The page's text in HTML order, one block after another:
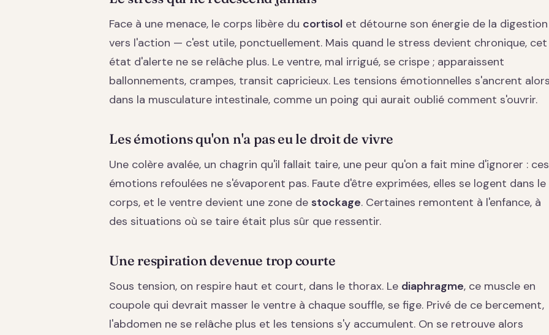
Face à une menace, le corps libère du cortisol et détourne son énergie de la digestion
vers l'action — c'est utile, ponctuellement. Mais quand le stress devient chronique, cet
état d'alerte ne se relâche plus. Le ventre, mal irrigué, se crispe ; apparaissent
ballonnements, crampes, transit capricieux. Les tensions émotionnelles s'ancrent
dans la musculature intestinale, comme un poing qui aurait oublié comment s'ouvrir.
Les émotions qu'on n'a pas eu le droit de vivre
Une colère avalée, un chagrin qu'il fallait taire, une peur qu'on a fait mine d'ignorer : ces
émotions refoulées ne s'évaporent pas. Faute d'être exprimées, elles se logent dans le
corps, et le ventre devient une zone de stockage. Certaines remontent à l'enfance, à
des situations où se taire était plus sûr que ressentir.
Une respiration devenue trop courte
Sous tension, on respire haut et court, dans le thorax. Le diaphragme, ce muscle en
coupole qui devrait masser le ventre à chaque souffle, se fige. Privé de ce bercement,
l'abdomen ne se relâche plus et les tensions s'y accumulent. On se retrouve alors